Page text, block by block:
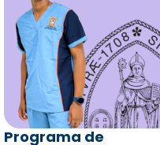
Programa de